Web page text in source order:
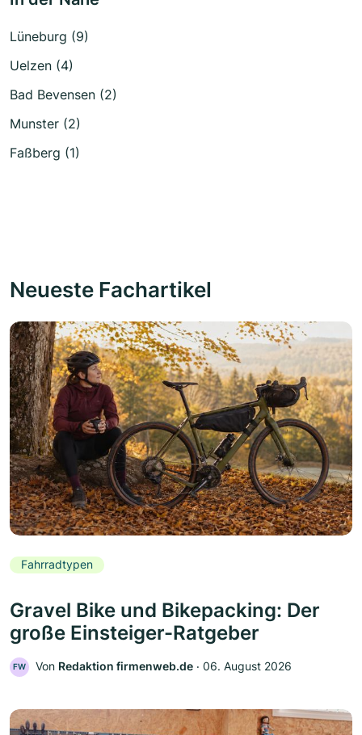
Lüneburg (9)
Uelzen (4)
Bad Bevensen (2)
Munster (2)
Faßberg (1)
Neueste Fachartikel
Fahrradtypen
Gravel Bike und Bikepacking: Der
große Einsteiger-Ratgeber
FW Von Redaktion firmenweb.de ‧ 06. August 2026